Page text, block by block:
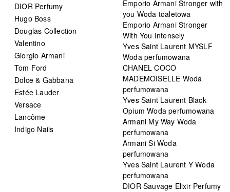
DIOR Perfumy
Hugo Boss
Douglas Collection
Valentino
Giorgio Armani
Tom Ford
Dolce & Gabbana
Estée Lauder
Versace
Lancôme
Indigo Nails
Emporio Armani Stronger with
you Woda toaletowa
Emporio Armani Stronger
With You Intensely
Yves Saint Laurent MYSLF
Woda perfumowana
CHANEL COCO
MADEMOISELLE Woda
perfumowana
Yves Saint Laurent Black
Opium Woda perfumowana
Armani My Way Woda
perfumowana
Armani Si Woda
perfumowana
Yves Saint Laurent Y Woda
perfumowana
DIOR Sauvage Elixir Perfumy